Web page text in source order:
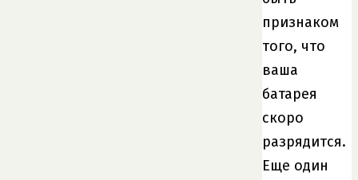
признаком
того, что
ваша
батарея
скоро
разрядится.
Еще один